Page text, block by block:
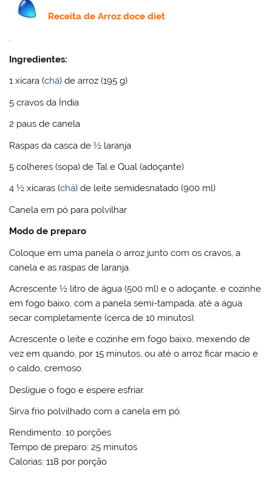
Receita deArroz doce diet
Ingredientes:
1 xícara (chá) de arroz (195 g)
5 cravos da Índia
2 paus de canela
Raspas da casca de ½ laranja
5 colheres (sopa) de Tal e Qual (adoçante)
4 ½ xícaras (chá) de leite semidesnatado (900 ml)
Canela em pó para polvilhar
Modo de preparo
Coloque em uma panela o arroz junto com os cravos, a
canela e as raspas de laranja.
Acrescente ½ litro de água (500 ml) e o adoçante, e cozinhe
em fogo baixo, com a panela semi-tampada, até a água
secar completamente (cerca de 10 minutos).
Acrescente o leite e cozinhe em fogo baixo, mexendo de
vez em quando, por 15 minutos, ou até o arroz ficar macio e
o caldo, cremoso.
Desligue o fogo e espere esfriar.
Sirva frio polvilhado com a canela em pó.
Rendimento: 10 porções
Tempo de preparo: 25 minutos
Calorias: 118 por porção